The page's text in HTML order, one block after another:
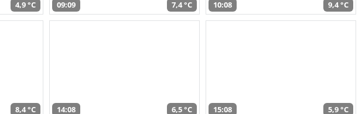
4,9 °C 09:09 7,4 °C 10:08 9,4 °C
8,4 °C 14:08 6,5 °C 15:08 5,9 °C